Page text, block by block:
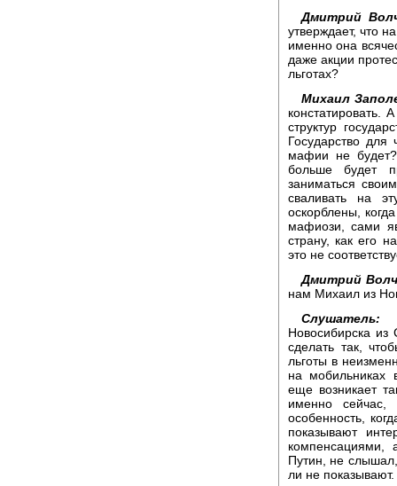
Дмитрий
утверждает, что
именно она
даже акции
льготах?
Михаил
констатировать.
структур
Государство
мафии не
больше будет
заниматься
сваливать на
оскорблены,
мафиози, сами
страну, как его
это не
Дмитрий
нам Михаил из
Слушатель:
Новосибирска из
сделать так,
льготы в
на мобильниках
еще возникает
именно
особенность,
показывают
компенсациями,
Путин, не
ли не